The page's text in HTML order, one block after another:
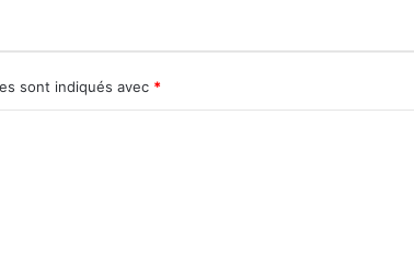
sont indiqués avec *